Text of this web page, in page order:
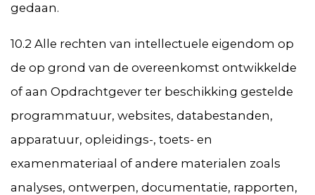
gedaan.
10.2 Alle rechten van intellectuele eigendom op
de op grond van de overeenkomst ontwikkelde
of aan Opdrachtgever ter beschikking gestelde
programmatuur, websites, databestanden,
apparatuur, opleidings-, toets- en
examenmateriaal of andere materialen zoals
analyses, ontwerpen, documentatie, rapporten,